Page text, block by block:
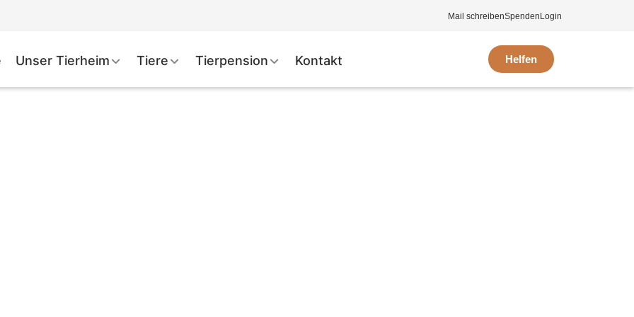
Mail schreibenSpenden Login
Unser Tierheim Tiere Tierpension Kontakt Helfen